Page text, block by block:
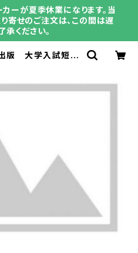
ーが夏季休業になります。当
寄せのご注文は、この間は遅
承ください。
版 大学入試短期
別冊解答つき ISB
ISBN-10：
：0040146
くのしょてん）